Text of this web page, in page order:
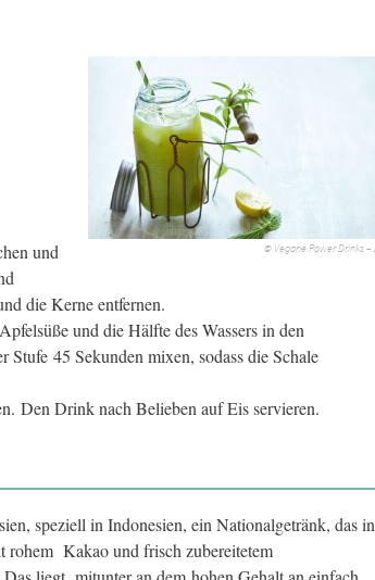
© Vegane Power Drinks –
und
die Kerne entfernen.
und die Hälfte des Wassers in den
45 Sekunden mixen, sodass die Schale
Den Drink nach Belieben auf Eis servieren.
speziell in Indonesien, ein Nationalgetränk, das in
rohem Kakao und frisch zubereitetem